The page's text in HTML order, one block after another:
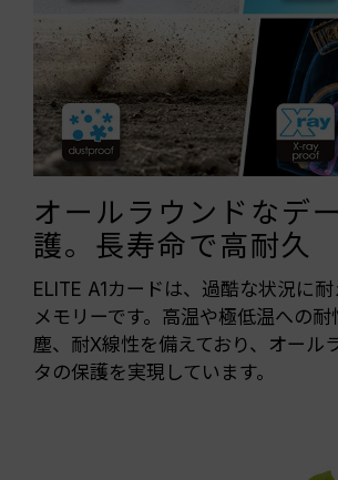
オールラウンドなデ
護。長寿命で高耐久
ELITE A1カードは、過酷な状況に耐
メモリーです。高温や極低温への
塵、耐X線性を備えており、オール
タの保護を実現しています。